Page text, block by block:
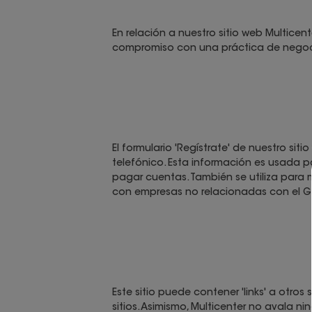
En relación a nuestro sitio web
compromiso con una práctica de
El formulario 'Regístrate' de nuestro
telefónico. Esta información es usada
pagar cuentas. También se utiliza
con empresas no relacionadas con el
Este sitio puede contener 'links' a
sitios. Asimismo, Multicenter no avala